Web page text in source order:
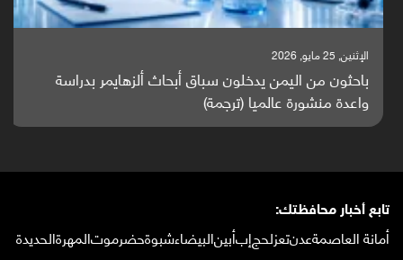
الإثنين, 25 مايو, 2026
باحثون من اليمن يدخلون سباق أبحاث ألزهايمر بدراسة
واعدة منشورة عالميا (ترجمة)
تابع أخبار محافظتك:
أمانة العاصمةعدنتعزلحجإبأبينالبيضاءشبوةحضرموتالمهرةالحديدة